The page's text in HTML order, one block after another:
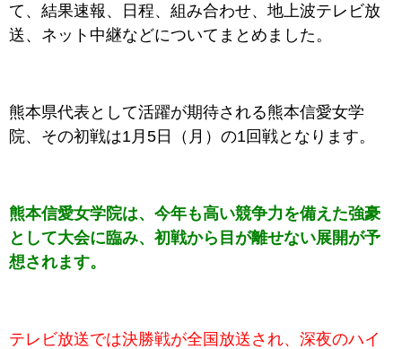
て、結果速報、日程、組み合わせ、地上波テレビ放
送、ネット中継などについてまとめました。
熊本県代表として活躍が期待される熊本信愛女学
院、その初戦は1月5日（月）の1回戦となります。
熊本信愛女学院は、今年も高い競争力を備えた強豪
として大会に臨み、初戦から目が離せない展開が予
想されます。
テレビ放送では決勝戦が全国放送され、深夜のハイ